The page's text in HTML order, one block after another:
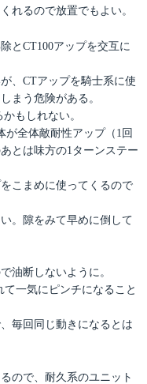
れるので放置でもよい。
とCT100アップを交互に
、CTアップを騎士系に使
まう危険がある。
もしれない。
が全体敵耐性アップ（1回
とは味方の1ターンステー
こまめに使ってくるので
。隙をみて早めに倒して
油断しないように。
一気にピンチになること
毎回同じ動きになるとは
ので、耐久系のユニット